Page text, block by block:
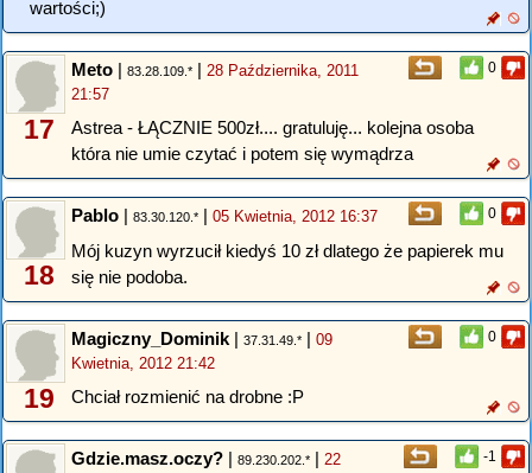
wartości;)
0
17
Meto | 83.28.109.* | 28 Października, 2011
21:57
Astrea - ŁĄCZNIE 500zł.... gratuluję... kolejna osoba
która nie umie czytać i potem się wymądrza
0
18
Pablo | 83.30.120.* | 05 Kwietnia, 2012 16:37
Mój kuzyn wyrzucił kiedyś 10 zł dlatego że papierek mu
się nie podoba.
0
19
Magiczny_Dominik | 37.31.49.* | 09
Kwietnia, 2012 21:42
Chciał rozmienić na drobne :P
-1
Gdzie.masz.oczy? | 89.230.202.* | 22